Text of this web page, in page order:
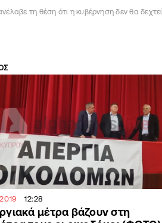
τη θέση ότι η κυβέρνηση δεν θα δεχτεί
12:28
μέτρα βάζουν στη